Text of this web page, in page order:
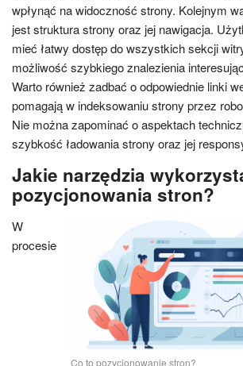
wpłynąć na widoczność strony. Kolejnym
jest struktura strony oraz jej nawigacja.
mieć łatwy dostęp do wszystkich sekcji
możliwość szybkiego znalezienia
Warto również zadbać o odpowiednie linki
pomagają w indeksowaniu strony przez
Nie można zapominać o aspektach
szybkość ładowania strony oraz jej
Jakie narzędzia
pozycjonowania stron?
Co to pozycjonowanie stron?
W
procesie